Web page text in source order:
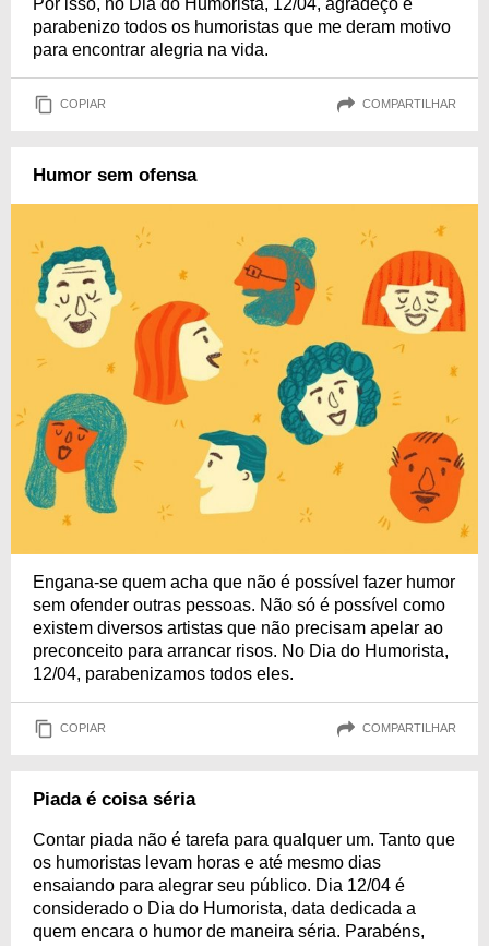
parabenizo todos os humoristas que me deram motivo
para encontrar alegria na vida.
COPIAR COMPARTILHAR
Humor sem ofensa
Engana-se quem acha que não é possível fazer humor
sem ofender outras pessoas. Não só é possível como
existem diversos artistas que não precisam apelar ao
preconceito para arrancar risos. No Dia do Humorista,
12/04, parabenizamos todos eles.
COPIAR COMPARTILHAR
Piada é coisa séria
Contar piada não é tarefa para qualquer um. Tanto que
os humoristas levam horas e até mesmo dias
ensaiando para alegrar seu público. Dia 12/04 é
considerado o Dia do Humorista, data dedicada a
quem encara o humor de maneira séria. Parabéns,